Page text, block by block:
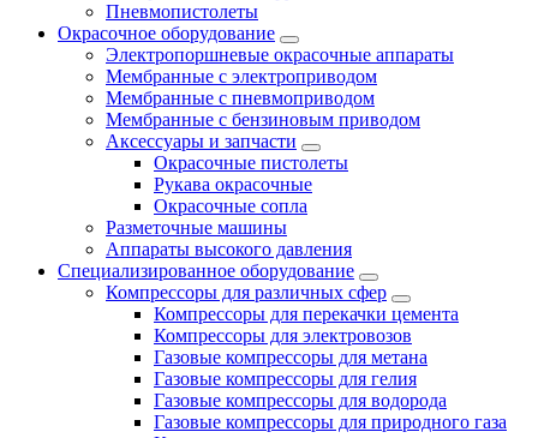
Пневмопистолеты
Окрасочное оборудование
Электропоршневые окрасочные аппараты
Мембранные с электроприводом
Мембранные с пневмоприводом
Мембранные с бензиновым приводом
Аксессуары и запчасти
Окрасочные пистолеты
Рукава окрасочные
Окрасочные сопла
Разметочные машины
Аппараты высокого давления
Специализированное оборудование
Компрессоры для различных сфер
Компрессоры для перекачки цемента
Компрессоры для электровозов
Газовые компрессоры для метана
Газовые компрессоры для гелия
Газовые компрессоры для водорода
Газовые компрессоры для природного газа